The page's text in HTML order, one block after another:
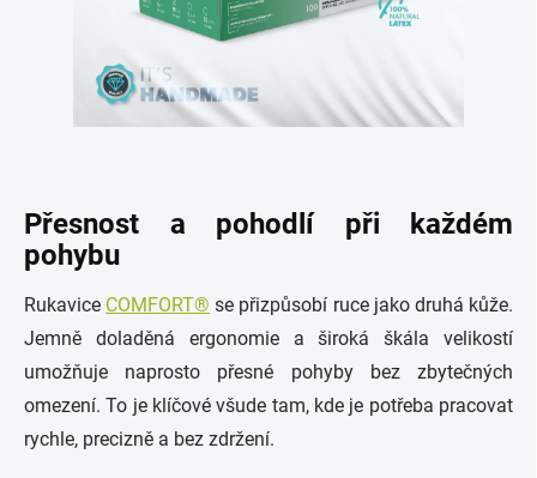
Přesnost a pohodlí při každém
pohybu
Rukavice COMFORT® se přizpůsobí ruce jako druhá kůže.
Jemně doladěná ergonomie a široká škála velikostí
umožňuje naprosto přesné pohyby bez zbytečných
omezení. To je klíčové všude tam, kde je potřeba pracovat
rychle, precizně a bez zdržení.